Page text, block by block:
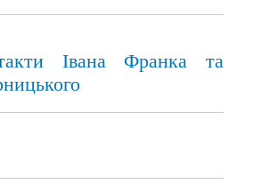
Івана Франка та